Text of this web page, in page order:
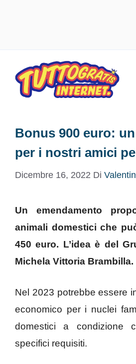
contenuto
Bonus 900 euro:
per i nostri amici
Dicembre 16, 2022 Di
Un emendamento
animali domestici che
450 euro. L’idea è del
Michela Vittoria Brambilla.
Nel 2023 potrebbe essere
economico per i nuclei
domestici a condizione
specifici requisiti.